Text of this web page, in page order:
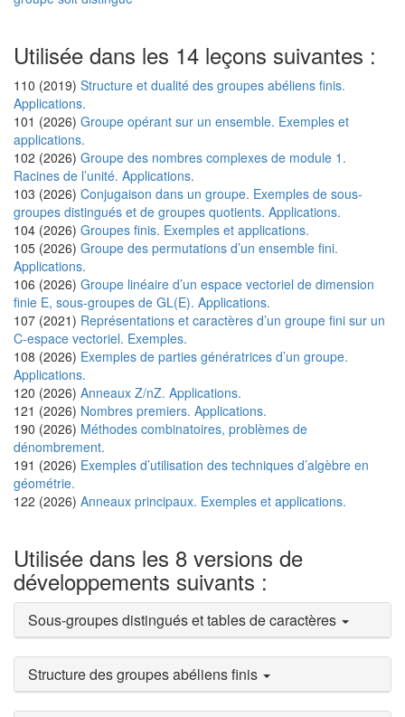
Utilisée dans les 14 leçons suivantes :
110 (2019) Structure et dualité des groupes abéliens finis.
Applications.
101 (2026) Groupe opérant sur un ensemble. Exemples et
applications.
102 (2026) Groupe des nombres complexes de module 1.
Racines de l’unité. Applications.
103 (2026) Conjugaison dans un groupe. Exemples de sous-
groupes distingués et de groupes quotients. Applications.
104 (2026) Groupes finis. Exemples et applications.
105 (2026) Groupe des permutations d’un ensemble fini.
Applications.
106 (2026) Groupe linéaire d’un espace vectoriel de dimension
finie E, sous-groupes de GL(E). Applications.
107 (2021) Représentations et caractères d’un groupe fini sur un
C-espace vectoriel. Exemples.
108 (2026) Exemples de parties génératrices d’un groupe.
Applications.
120 (2026) Anneaux Z/nZ. Applications.
121 (2026) Nombres premiers. Applications.
190 (2026) Méthodes combinatoires, problèmes de
dénombrement.
191 (2026) Exemples d’utilisation des techniques d’algèbre en
géométrie.
122 (2026) Anneaux principaux. Exemples et applications.
Utilisée dans les 8 versions de
développements suivants :
Sous-groupes distingués et tables de caractères
Structure des groupes abéliens finis